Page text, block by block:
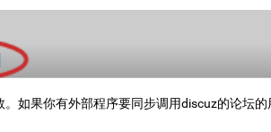
如果你有外部程序要同步调用discuz的论坛的